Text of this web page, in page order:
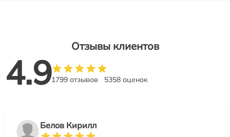
Отзывы клиентов
4.91799 отзывов 5358 оценок
Белов Кирилл